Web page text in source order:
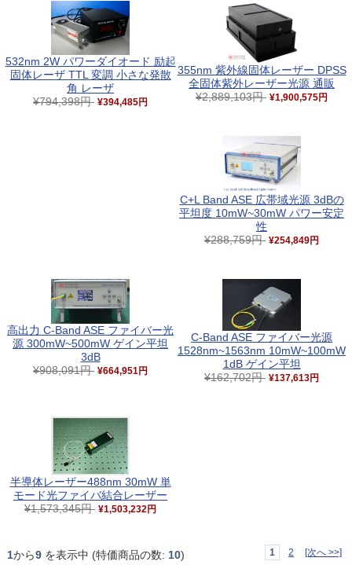
532nm 2W パワーダイオード 励起
固体レーザ TTL 変調 小さな発散
角 レーザ
¥794,398円 ¥394,485円
355nm 紫外線固体レーザー DPSS
全固体紫外レーザー光源 通販
¥2,889,103円 ¥1,900,575円
C+L Band ASE 広帯域光源 3dBの
平坦度 10mW~30mW パワー安定
性
¥288,759円 ¥254,849円
高出力 C-Band ASE ファイバー光
源 300mW~500mW ゲイン平坦
3dB
¥908,091円 ¥664,951円
C-Band ASE ファイバー光源
1528nm~1563nm 10mW~100mW
1dB ゲイン平坦
¥162,702円 ¥137,613円
半導体レーザー488nm 30mW 単
モード光ファイバ結合レーザー
¥1,573,345円 ¥1,503,232円
1から9 を表示中 (特価商品の数: 10) 1 2 [次へ >>]